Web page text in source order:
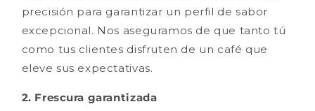
precisión para garantizar un perfil de sabor
excepcional. Nos aseguramos de que tanto tú
como tus clientes disfruten de un café que
eleve sus expectativas.
2. Frescura garantizada